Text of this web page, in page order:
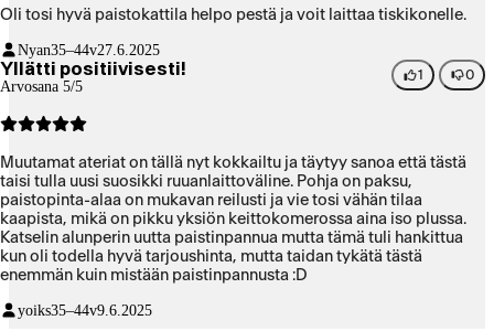
Oli tosi hyvä paistokattila helpo pestä ja voit laittaa tiskikonelle.
Nyan35–44v27.6.2025
Yllätti positiivisesti!
Arvosana 5/5
1 0
Muutamat ateriat on tällä nyt kokkailtu ja täytyy sanoa että tästä
taisi tulla uusi suosikki ruuanlaittoväline. Pohja on paksu,
paistopinta-alaa on mukavan reilusti ja vie tosi vähän tilaa
kaapista, mikä on pikku yksiön keittokomerossa aina iso plussa.
Katselin alunperin uutta paistinpannua mutta tämä tuli hankittua
kun oli todella hyvä tarjoushinta, mutta taidan tykätä tästä
enemmän kuin mistään paistinpannusta :D
yoiks35–44v9.6.2025